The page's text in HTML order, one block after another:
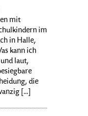
mit
im
in Halle,
kann ich
laut,
die
[...]